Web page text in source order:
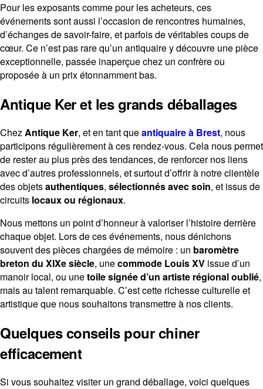
Pour les exposants comme pour les acheteurs, ces
événements sont aussi l’occasion de rencontres humaines,
d’échanges de savoir-faire, et parfois de véritables coups de
cœur. Ce n’est pas rare qu’un antiquaire y découvre une pièce
exceptionnelle, passée inaperçue chez un confrère ou
proposée à un prix étonnamment bas.
Antique Ker et les grands déballages
ChezAntique Ker, et en tant queantiquaire à Brest, nous
participons régulièrement à ces rendez-vous. Cela nous permet
de rester au plus près des tendances, de renforcer nos liens
avec d’autres professionnels, et surtout d’offrir à notre clientèle
des objetsauthentiques, sélectionnés avec soin, et issus de
circuits locaux ou régionaux.
Nous mettons un point d’honneur à valoriser l’histoire derrière
chaque objet. Lors de ces événements, nous dénichons
souvent des pièces chargées de mémoire : un baromètre
breton du XIXe siècle, unecommode Louis XV issue d’un
manoir local, ou unetoile signée d’un artiste régional oublié,
mais au talent remarquable. C’est cette richesse culturelle et
artistique que nous souhaitons transmettre à nos clients.
Quelques conseils pour chiner
efficacement
Si vous souhaitez visiter un grand déballage, voici quelques